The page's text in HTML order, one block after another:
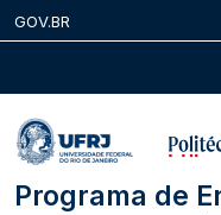
Skip
to
GOV.BR
Programa de